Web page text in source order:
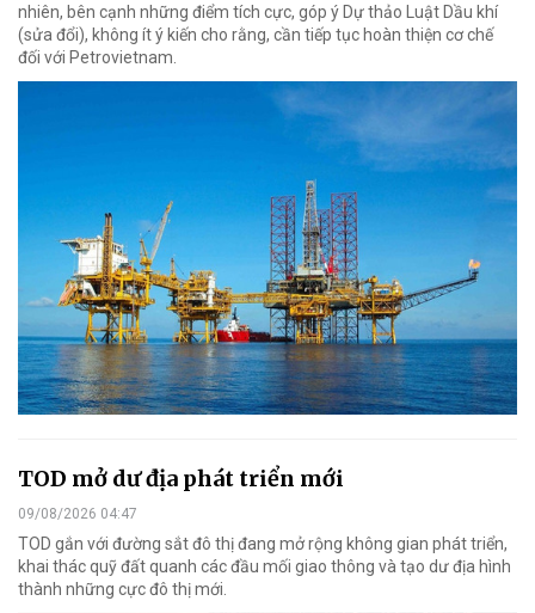
nhiên, bên cạnh những điểm tích cực, góp ý Dự thảo Luật Dầu khí
(sửa đổi), không ít ý kiến cho rằng, cần tiếp tục hoàn thiện cơ chế
đối với Petrovietnam.
TOD mở dư địa phát triển mới
09/08/2026 04:47
TOD gắn với đường sắt đô thị đang mở rộng không gian phát triển,
khai thác quỹ đất quanh các đầu mối giao thông và tạo dư địa hình
thành những cực đô thị mới.